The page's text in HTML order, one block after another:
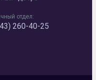
отдел:
260-40-25